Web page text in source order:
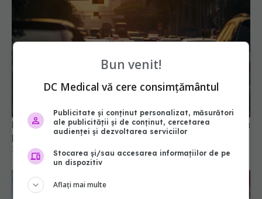
Noi reguli medicale pentru obținerea și reînnoirea
permisului de conducere. Ce se schimbă
Bun venit!
DC Medical vă cere consimțământul
Publicitate și conținut personalizat, măsurători
ale publicității și de conținut, cercetarea
audienței și dezvoltarea serviciilor
Stocarea și/sau accesarea informațiilor de pe
un dispozitiv
Aflați mai multe